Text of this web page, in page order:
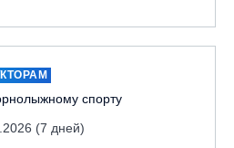
спорту
(7 дней)